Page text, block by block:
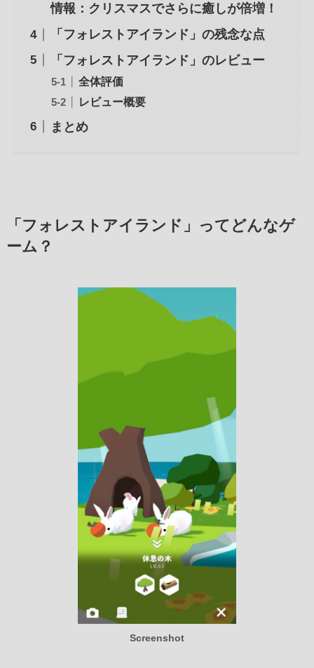
情報：クリスマスでさらに癒しが倍増！
「フォレストアイランド」の残念な点
「フォレストアイランド」のレビュー
全体評価
レビュー概要
まとめ
「フォレストアイランド」ってどんなゲ
ーム？
Screenshot